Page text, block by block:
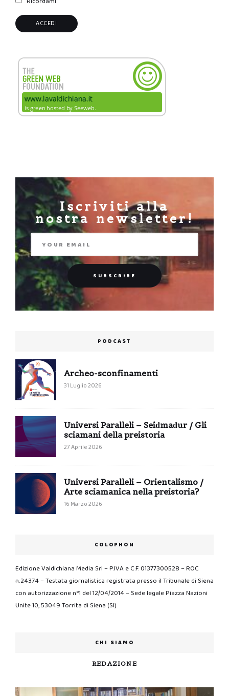
Iscriviti alla
nostra newsletter!
PODCAST
Archeo-sconfinamenti
31 Luglio 2026
Universi Paralleli – Seiđmađur / Gli
sciamani della preistoria
27 Aprile 2026
Universi Paralleli – Orientalismo /
Arte sciamanica nella preistoria?
16 Marzo 2026
COLOPHON
Edizione Valdichiana Media Srl – P.IVA e C.F. 01377300528 – ROC
n.24374 – Testata giornalistica registrata presso il Tribunale di Siena
con autorizzazione n°1 del 12/04/2014 – Sede legale Piazza Nazioni
Unite 10, 53049 Torrita di Siena (SI)
CHI SIAMO
REDAZIONE